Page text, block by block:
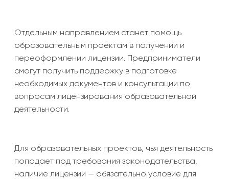
Отдельным направлением станет помощь
образовательным проектам в получении и
переоформлении лицензии. Предприниматели
смогут получить поддержку в подготовке
необходимых документов и консультации по
вопросам лицензирования образовательной
деятельности.
Для образовательных проектов, чья деятельность
попадает под требования законодательства,
наличие лицензии — обязательно условие для